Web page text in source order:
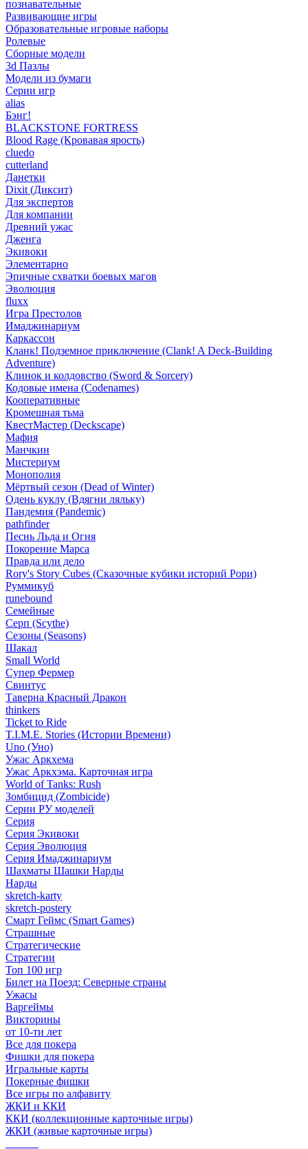
познавательные
Развивающие игры
Образовательные игровые наборы
Ролевые
Сборные модели
3d Пазлы
Модели из бумаги
Серии игр
alias
Бэнг!
BLACKSTONE FORTRESS
Blood Rage (Кровавая ярость)
cluedo
cutterland
Данетки
Dixit (Диксит)
Для экспертов
Для компании
Древний ужас
Дженга
Экивоки
Элементарно
Эпичные схватки боевых магов
Эволюция
fluxx
Игра Престолов
Имаджинариум
Каркассон
Кланк! Подземное приключение (Clank! A Deck-Building
Adventure)
Клинок и колдовство (Sword & Sorcery)
Кодовые имена (Codenames)
Кооперативные
Кромешная тьма
КвестМастер (Deckscape)
Мафия
Манчкин
Мистериум
Монополия
Мёртвый сезон (Dead of Winter)
Одень куклу (Вдягни ляльку)
Пандемия (Pandemic)
pathfinder
Песнь Льда и Огня
Покорение Марса
Правда или дело
Rory's Story Cubes (Сказочные кубики историй Рори)
Руммикуб
runebound
Семейные
Серп (Scythe)
Сезоны (Seasons)
Шакал
Small World
Супер Фермер
Свинтус
Таверна Красный Дракон
thinkers
Ticket to Ride
T.I.M.E. Stories (Истории Времени)
Uno (Уно)
Ужас Аркхема
Ужас Аркхэма. Карточная игра
World of Tanks: Rush
Зомбицид (Zombicide)
Серии РУ моделей
Серия
Серия Экивоки
Серия Эволюция
Серия Имаджинариум
Шахматы Шашки Нарды
Нарды
skretch-karty
skretch-postery
Смарт Геймс (Smart Games)
Страшные
Стратегические
Стратегии
Топ 100 игр
Билет на Поезд: Северные страны
Ужасы
Варгеймы
Викторины
от 10-ти лет
Все для покера
Фишки для покера
Игральные карты
Покерные фишки
Все игры по алфавиту
ЖКИ и ККИ
ККИ (коллекционные карточные игры)
ЖКИ (живые карточные игры)